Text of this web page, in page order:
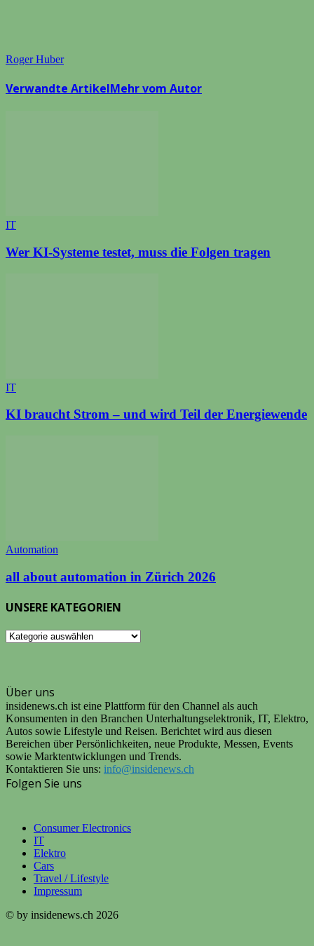
Roger Huber
Verwandte ArtikelMehr vom Autor
IT
Wer KI-Systeme testet, muss die Folgen tragen
IT
KI braucht Strom – und wird Teil der Energiewende
Automation
all about automation in Zürich 2026
UNSERE KATEGORIEN
UNSERE
Über uns
insidenews.ch ist eine Plattform für den Channel als auch
Konsumenten in den Branchen Unterhaltungselektronik, IT, Elektro,
Autos sowie Lifestyle und Reisen. Berichtet wird aus diesen
Bereichen über Persönlichkeiten, neue Produkte, Messen, Events
sowie Marktentwicklungen und Trends.
Kontaktieren Sie uns: info@insidenews.ch
Folgen Sie uns
Consumer Electronics
IT
Elektro
Cars
Travel / Lifestyle
Impressum
© by insidenews.ch 2026